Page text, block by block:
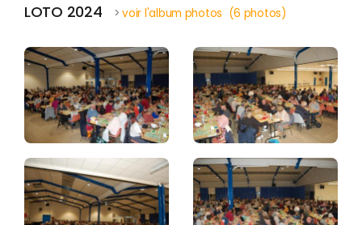
LOTO 2024 >voir l'album photos (6 photos)